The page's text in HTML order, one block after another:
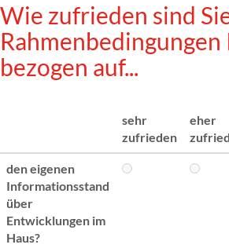
Wie zufrieden sind
bezogen auf...
sehr
zufrieden
eher
den eigenen
Informationsstand
über
Entwicklungen im
Haus?